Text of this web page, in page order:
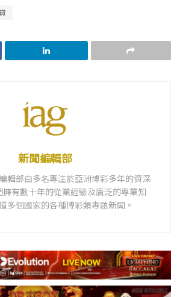
新聞編輯部
輯部由多名專注於亞洲博彩多年的資深
有數十年的從業經驗及廣泛的專業知
多個國家的各種博彩類專題新聞。